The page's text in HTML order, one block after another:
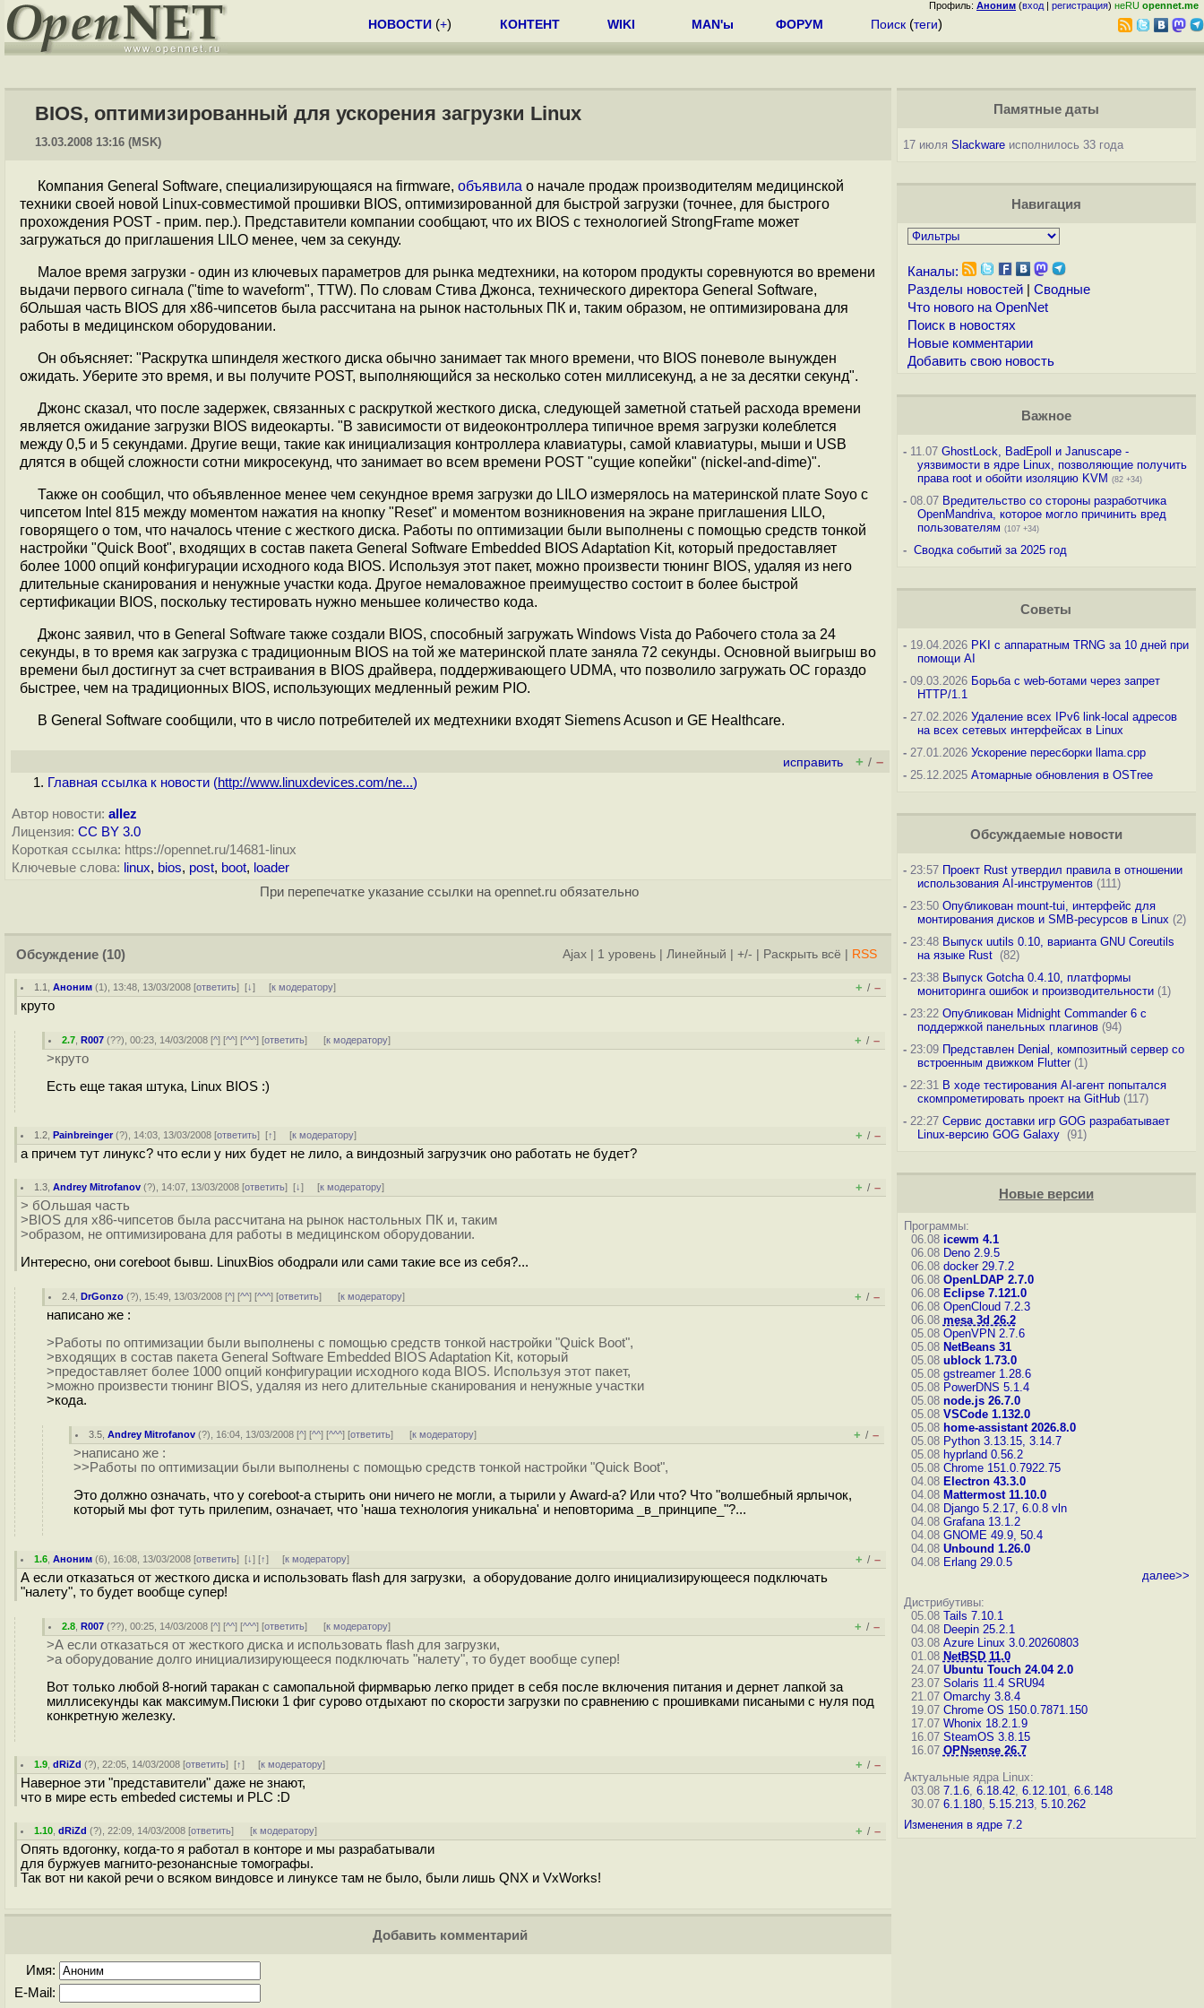
Профиль: Аноним (вход | регистрация) неRU opennet.me
НОВОСТИ (+) КОНТЕНТ WIKI MAN'ы ФОРУМ Поиск (теги)
BIOS, оптимизированный для ускорения загрузки Linux
13.03.2008 13:16 (MSK)
Компания General Software, специализирующаяся на firmware, объявила о начале продаж производителям медицинской
техники своей новой Linux-совместимой прошивки BIOS, оптимизированной для быстрой загрузки (точнее, для быстрого
прохождения POST - прим. пер.). Представители компании сообщают, что их BIOS с технологией StrongFrame может
загружаться до приглашения LILO менее, чем за секунду.
Малое время загрузки - один из ключевых параметров для рынка медтехники, на котором продукты соревнуются во времени
выдачи первого сигнала ("time to waveform", TTW). По словам Стива Джонса, технического директора General Software,
бОльшая часть BIOS для x86-чипсетов была рассчитана на рынок настольных ПК и, таким образом, не оптимизирована для
работы в медицинском оборудовании.
Он объясняет: "Раскрутка шпинделя жесткого диска обычно занимает так много времени, что BIOS поневоле вынужден
ожидать. Уберите это время, и вы получите POST, выполняющийся за несколько сотен миллисекунд, а не за десятки секунд".
Джонс сказал, что после задержек, связанных с раскруткой жесткого диска, следующей заметной статьей расхода времени
является ожидание загрузки BIOS видеокарты. "В зависимости от видеоконтроллера типичное время загрузки колеблется
между 0,5 и 5 секундами. Другие вещи, такие как инициализация контроллера клавиатуры, самой клавиатуры, мыши и USB
длятся в общей сложности сотни микросекунд, что занимает во всем времени POST "сущие копейки" (nickel-and-dime)".
Также он сообщил, что объявленное менее чем секундное время загрузки до LILO измерялось на материнской плате Soyo с
чипсетом Intel 815 между моментом нажатия на кнопку "Reset" и моментом возникновения на экране приглашения LILO,
говорящего о том, что началось чтение с жесткого диска. Работы по оптимизации были выполнены с помощью средств тонкой
настройки "Quick Boot", входящих в состав пакета General Software Embedded BIOS Adaptation Kit, который предоставляет
более 1000 опций конфигурации исходного кода BIOS. Используя этот пакет, можно произвести тюнинг BIOS, удаляя из него
длительные сканирования и ненужные участки кода. Другое немаловажное преимущество состоит в более быстрой
сертификации BIOS, поскольку тестировать нужно меньшее количество кода.
Джонс заявил, что в General Software также создали BIOS, способный загружать Windows Vista до Рабочего стола за 24
секунды, в то время как загрузка с традиционным BIOS на той же материнской плате заняла 72 секунды. Основной выигрыш во
времени был достигнут за счет встраивания в BIOS драйвера, поддерживающего UDMA, что позволило загружать ОС гораздо
быстрее, чем на традиционных BIOS, использующих медленный режим PIO.
В General Software сообщили, что в число потребителей их медтехники входят Siemens Acuson и GE Healthcare.
исправить + / –
Главная ссылка к новости (http://www.linuxdevices.com/ne...)
Автор новости: allez
Лицензия: CC BY 3.0
Короткая ссылка: https://opennet.ru/14681-linux
Ключевые слова: linux, bios, post, boot, loader
При перепечатке указание ссылки на opennet.ru обязательно
Обсуждение (10) Ajax 1 уровень Линейный +/- Раскрыть всё RSS
1.1 ,Аноним (1), 13:48, 13/03/2008 [ответить][↓] [к модератору] + / –
круто
2.7 ,R007 (??), 00:23, 14/03/2008 [^] [^^] [^^^] [ответить] [к модератору] + / –
>круто
Есть еще такая штука, Linux BIOS :)
1.2 ,Painbreinger(?), 14:03, 13/03/2008 [ответить][↑] [к модератору] + / –
а причем тут линукс? что если у них будет не лило, а виндозный загрузчик оно работать не будет?
1.3 ,Andrey Mitrofanov (?), 14:07, 13/03/2008 [ответить][↓] [к модератору] + / –
> бОльшая часть
>BIOS для x86-чипсетов была рассчитана на рынок настольных ПК и, таким
>образом, не оптимизирована для работы в медицинском оборудовании.
Интересно, они coreboot бывш. LinuxBios ободрали или сами такие все из себя?...
2.4 ,DrGonzo (?), 15:49, 13/03/2008 [^] [^^] [^^^] [ответить] [к модератору] + / –
написано же :
>Работы по оптимизации были выполнены с помощью средств тонкой настройки "Quick Boot",
>входящих в состав пакета General Software Embedded BIOS Adaptation Kit, который
>предоставляет более 1000 опций конфигурации исходного кода BIOS. Используя этот пакет,
>можно произвести тюнинг BIOS, удаляя из него длительные сканирования и ненужные участки
>кода.
3.5 ,Andrey Mitrofanov (?), 16:04, 13/03/2008 [^] [^^] [^^^] [ответить] [к модератору] + / –
>написано же :
>>Работы по оптимизации были выполнены с помощью средств тонкой настройки "Quick Boot",
Это должно означать, что у coreboot-а стырить они ничего не могли, а тырили у Award-a? Или что? Что "волшебный ярлычок,
который мы фот туть прилепим, означает, что 'наша технология уникальна' и неповторима _в_принципе_"?...
1.6 ,Аноним (6), 16:08, 13/03/2008 [ответить][↓] [↑] [к модератору] + / –
А если отказаться от жесткого диска и использовать flash для загрузки, а оборудование долго инициализирующееся подключать
"налету", то будет вообще супер!
2.8 ,R007 (??), 00:25, 14/03/2008 [^] [^^] [^^^] [ответить] [к модератору] + / –
>А если отказаться от жесткого диска и использовать flash для загрузки,
>а оборудование долго инициализирующееся подключать "налету", то будет вообще супер!
Вот только любой 8-ногий таракан с самопальной фирмварью легко придет в себя после включения питания и дернет лапкой за
миллисекунды как максимум.Писюки 1 фиг сурово отдыхают по скорости загрузки по сравнению с прошивками писаными с нуля под
конкретную железку.
1.9 ,dRiZd (?), 22:05, 14/03/2008 [ответить][↑] [к модератору] + / –
Наверное эти "представители" даже не знают,
что в мире есть embeded системы и PLC :D
1.10 ,dRiZd (?), 22:09, 14/03/2008 [ответить] [к модератору] + / –
Опять вдогонку, когда-то я работал в конторе и мы разрабатывали
для буржуев магнито-резонансные томографы.
Так вот ни какой речи о всяком виндовсе и линуксе там не было, были лишь QNX и VxWorks!
Добавить комментарий
Имя:
E-Mail:
Памятные даты
17 июля Slackwareисполнилось 33 года
Навигация
Каналы:
Разделы новостей| Сводные
Что нового на OpenNet
Поиск в новостях
Новые комментарии
Добавить свою новость
Важное
-11.07 GhostLock, BadEpoll и Januscape -
уязвимости в ядре Linux, позволяющие получить
права root и обойти изоляцию KVM (82 +34)
-08.07 Вредительство со стороны разработчика
OpenMandriva, которое могло причинить вред
пользователям (107 +34)
- Сводка событий за 2025 год
Советы
-19.04.2026 PKI с аппаратным TRNG за 10 дней при
помощи AI
-09.03.2026 Борьба с web-ботами через запрет
HTTP/1.1
-27.02.2026 Удаление всех IPv6 link-local адресов
на всех сетевых интерфейсах в Linux
-27.01.2026 Ускорение пересборки llama.cpp
-25.12.2025 Атомарные обновления в OSTree
Обсуждаемые новости
-23:57 Проект Rust утвердил правила в отношении
использования AI-инструментов(111)
-23:50 Опубликован mount-tui, интерфейс для
монтирования дисков и SMB-ресурсов в Linux (2)
-23:48 Выпуск uutils 0.10, варианта GNU Coreutils
на языке Rust (82)
-23:38 Выпуск Gotcha 0.4.10, платформы
мониторинга ошибок и производительности(1)
-23:22 Опубликован Midnight Commander 6 c
поддержкой панельных плагинов(94)
-23:09 Представлен Denial, композитный сервер со
встроенным движком Flutter(1)
-22:31 В ходе тестирования AI-агент попытался
скомпрометировать проект на GitHub(117)
-22:27 Сервис доставки игр GOG разрабатывает
Linux-версию GOG Galaxy (91)
Новые версии
Программы:
06.08 icewm 4.1
06.08 Deno 2.9.5
06.08 docker 29.7.2
06.08 OpenLDAP 2.7.0
06.08 Eclipse 7.121.0
06.08 OpenCloud 7.2.3
06.08 mesa 3d 26.2
05.08 OpenVPN 2.7.6
05.08 NetBeans 31
05.08 ublock 1.73.0
05.08 gstreamer 1.28.6
05.08 PowerDNS 5.1.4
05.08 node.js 26.7.0
05.08 VSCode 1.132.0
05.08 home-assistant 2026.8.0
05.08 Python 3.13.15, 3.14.7
05.08 hyprland 0.56.2
05.08 Chrome 151.0.7922.75
04.08 Electron 43.3.0
04.08 Mattermost 11.10.0
04.08 Django 5.2.17, 6.0.8 vln
04.08 Grafana 13.1.2
04.08 GNOME 49.9, 50.4
04.08 Unbound 1.26.0
04.08 Erlang 29.0.5
далее>>
Дистрибутивы:
05.08 Tails 7.10.1
04.08 Deepin 25.2.1
03.08 Azure Linux 3.0.20260803
01.08 NetBSD 11.0
24.07 Ubuntu Touch 24.04 2.0
23.07 Solaris 11.4 SRU94
21.07 Omarchy 3.8.4
19.07 Chrome OS 150.0.7871.150
17.07 Whonix 18.2.1.9
16.07 SteamOS 3.8.15
16.07 OPNsense 26.7
Актуальные ядра Linux:
03.08 7.1.6, 6.18.42, 6.12.101, 6.6.148
30.07 6.1.180, 5.15.213, 5.10.262
Изменения в ядре 7.2